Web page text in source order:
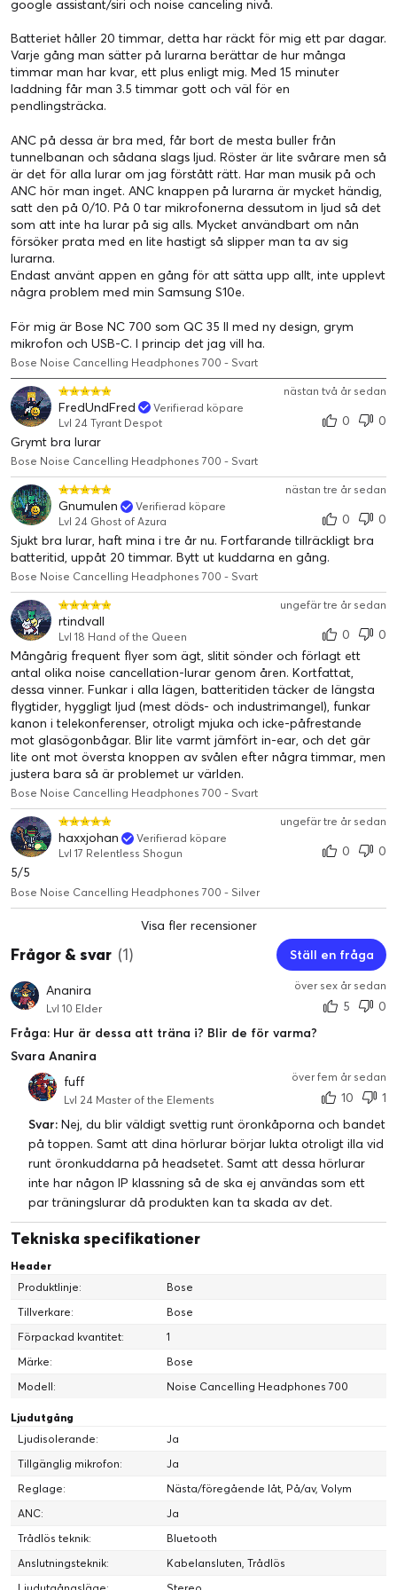
ÖVERLÄGSEN TYSTNAD.
KRAFTFULLT LJUD.
Justerbar brusreducering i världsklass – med
situationsmedvetenhet för när du vill släppa in
omvärlden. Hi-Fi-ljud med justerbar equalizer så att du
kan justera musiken efter din smak. Oöverträffad
röstupptagning för tydliga samtal. Och kuddar i
allt du vill ha av ett par trådlösa Bluetooth-hörlurar –
och lite till.
Hör det du vill höra, inget
annat.
Vår patenterade aktiva brusreduceringsteknik använder
mikrofoner på både in- och utsidan av öronkåporna för
att känna av ljudet omkring dig och skapar direkt en
motsatt signal för att stänga det ute. Med justerbar
brusreducering kan du styra hur mycket – eller lite – av
omvärlden du vill höra. I konversationsläget kan du
pausar musiken för att ta ett samtal.
Prata, svep eller tryck.
Den upplevelse som du är värd
HI-FI-LJUD
Vi har arbetat hårt för att göra Headphones 700 enkla
att använda. Den högra öronkåpan har kapacitiva
touchsensorer så att du kan hantera volym, samtal och
styr påslagning/avstängning, förinställningar för
brusreducering och åtkomst till röstassistenten (VPA).
Med den inbyggda röststyrningen får du snabbt
åtkomst till musik, meddelanden och information. Och
med Bose Music-appen kan du använda valbara EQ-
funktioner, hantera Bluetooth-anslutningar, byta
röstassistent, kontrollera batteritiden och mycket mer.
google assistant/siri och noise canceling nivå.
Batteriet håller 20 timmar, detta har räckt för mig ett par dagar.
Varje gång man sätter på lurarna berättar de hur många
timmar man har kvar, ett plus enligt mig. Med 15 minuter
laddning får man 3.5 timmar gott och väl för en
pendlingsträcka.
ANC på dessa är bra med, får bort de mesta buller från
tunnelbanan och sådana slags ljud. Röster är lite svårare men så
är det för alla lurar om jag förstått rätt. Har man musik på och
ANC hör man inget. ANC knappen på lurarna är mycket händig,
satt den på 0/10. På 0 tar mikrofonerna dessutom in ljud så det
som att inte ha lurar på sig alls. Mycket användbart om nån
försöker prata med en lite hastigt så slipper man ta av sig
lurarna.
Endast använt appen en gång för att sätta upp allt, inte upplevt
några problem med min Samsung S10e.
För mig är Bose NC 700 som QC 35 ll med ny design, grym
mikrofon och USB-C. I princip det jag vill ha.
Bose Noise Cancelling Headphones 700 - Svart
nästan två år sedan
FredUndFred
Verifierad köpare
Lvl 24 Tyrant Despot
0
0
Grymt bra lurar
Bose Noise Cancelling Headphones 700 - Svart
nästan tre år sedan
Gnumulen
Verifierad köpare
Lvl 24 Ghost of Azura
0
0
Sjukt bra lurar, haft mina i tre år nu. Fortfarande tillräckligt bra
batteritid, uppåt 20 timmar. Bytt ut kuddarna en gång.
Bose Noise Cancelling Headphones 700 - Svart
ungefär tre år sedan
rtindvall
Lvl 18 Hand of the Queen 0
0
Mångårig frequent flyer som ägt, slitit sönder och förlagt ett
antal olika noise cancellation-lurar genom åren. Kortfattat,
dessa vinner. Funkar i alla lägen, batteritiden täcker de längsta
flygtider, hyggligt ljud (mest döds- och industrimangel), funkar
kanon i telekonferenser, otroligt mjuka och icke-påfrestande
mot glasögonbågar. Blir lite varmt jämfört in-ear, och det gär
lite ont mot översta knoppen av svålen efter några timmar, men
justera bara så är problemet ur världen.
Bose Noise Cancelling Headphones 700 - Svart
ungefär tre år sedan
haxxjohan
Verifierad köpare
Lvl 17 Relentless Shogun
0
0
5/5
Bose Noise Cancelling Headphones 700 - Silver
Visa fler recensioner
Frågor & svar (1) Ställ en fråga
Ananira
Lvl 10 Elder
över sex år sedan
5
0
Fråga: Hur är dessa att träna i? Blir de för varma?
Svara Ananira
fuff
Lvl 24 Master of the Elements
över fem år sedan
10
1
Svar: Nej, du blir väldigt svettig runt öronkåporna och bandet
på toppen. Samt att dina hörlurar börjar lukta otroligt illa vid
runt öronkuddarna på headsetet. Samt att dessa hörlurar
inte har någon IP klassning så de ska ej användas som ett
par träningslurar då produkten kan ta skada av det.
Tekniska specifikationer
Header
Produktlinje:
Bose
Tillverkare:
Bose
Förpackad kvantitet:
1
Märke:
Bose
Modell:
Noise Cancelling Headphones 700
Ljudutgång
Ljudisolerande:
Ja
Tillgänglig mikrofon:
Ja
Reglage:
Nästa/föregående låt, På/av, Volym
ANC:
Ja
Trådlös teknik:
Bluetooth
Anslutningsteknik:
Kabelansluten, Trådlös